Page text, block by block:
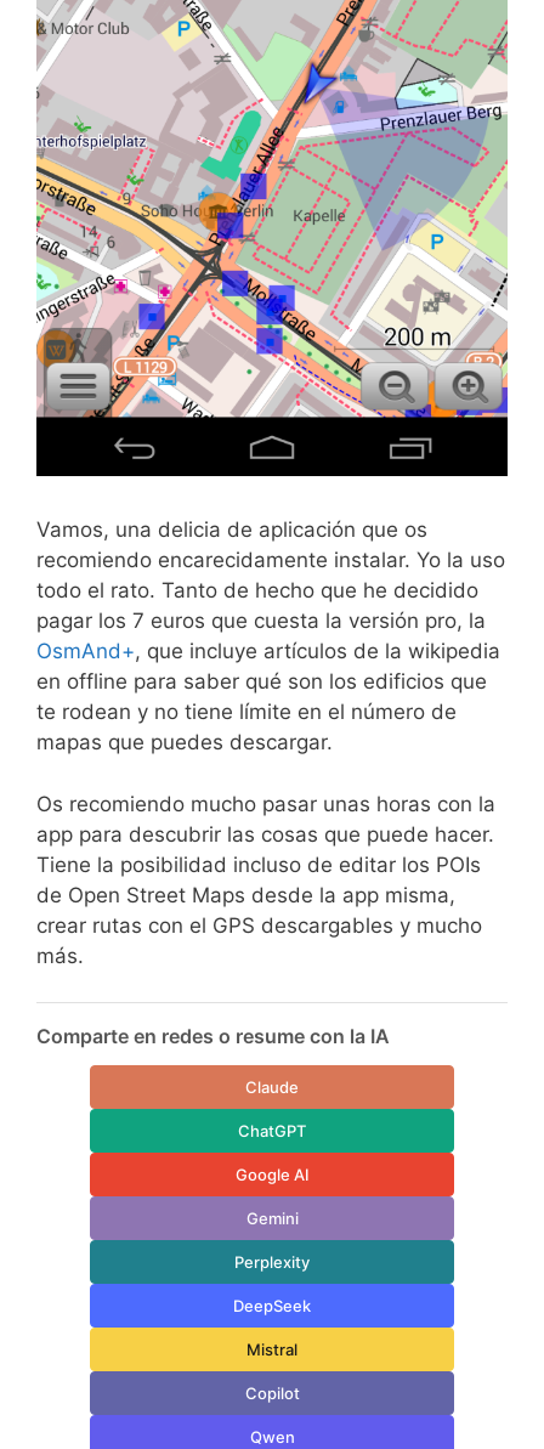
Vamos, una delicia de aplicación que os
recomiendo encarecidamente instalar. Yo la uso
todo el rato. Tanto de hecho que he decidido
pagar los 7 euros que cuesta la versión pro, la
OsmAnd+, que incluye artículos de la wikipedia
en offline para saber qué son los edificios que
te rodean y no tiene límite en el número de
mapas que puedes descargar.
Os recomiendo mucho pasar unas horas con la
app para descubrir las cosas que puede hacer.
Tiene la posibilidad incluso de editar los POIs
de Open Street Maps desde la app misma,
crear rutas con el GPS descargables y mucho
más.
Comparte en redes o resume con la IA
Claude
ChatGPT
Google AI
Gemini
Perplexity
DeepSeek
Mistral
Copilot
Qwen